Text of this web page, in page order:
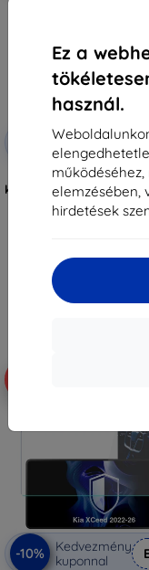
Ez a
használ.
elemzésében,
hirdetések
Kedvezmény
kuponnal
3mk TechWrap Matte
kijelző matt védőfólia
GT-Line 2022-25-
12 990 Ft
Raktáron > 5
-10%
Kedvezmény
kuponnal